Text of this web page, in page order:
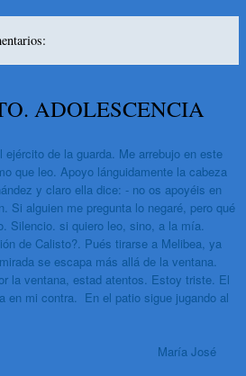
ADOLESCENCIA
ejército de la guarda. Me arrebujo en este
que leo. Apoyo lánguidamente la cabeza
y claro ella dice: - no os apoyéis en
Si alguien me pregunta lo negaré, pero qué
Silencio. si quiero leo, sino, a la mía.
de Calisto?. Pués tirarse a Melibea, ya
se escapa más allá de la ventana.
la ventana, estad atentos. Estoy triste. El
en mi contra. En el patio sigue jugando al
José